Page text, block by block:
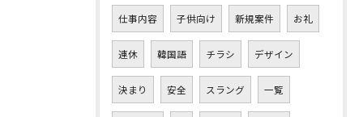
仕事内容 子供向け 新規案件 お礼
連休 韓国語 チラシ デザイン
決まり 安全 スラング 一覧